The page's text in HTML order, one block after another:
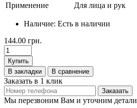
Применение
Для лица и рук
Наличие: Есть в наличии
144.00 грн.
Купить
В закладки
В сравнение
Заказать в 1 клик
Заказать
Мы перезвоним Вам и уточним детали